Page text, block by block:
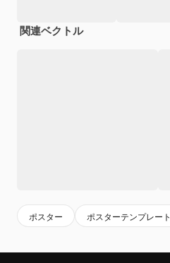
関連ベクトル
ポスター ポスターテンプレート